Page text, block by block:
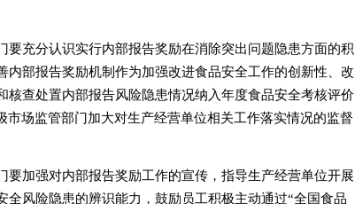
要充分认识实行内部报告奖励在消除突出问题隐患方面的积
部报告奖励机制作为加强改进食品安全工作的创新性、改
查处置内部报告风险隐患情况纳入年度食品安全考核评价
场监管部门加大对生产经营单位相关工作落实情况的监督
要加强对内部报告奖励工作的宣传，指导生产经营单位开展
风险隐患的辨识能力，鼓励员工积极主动通过“全国食品